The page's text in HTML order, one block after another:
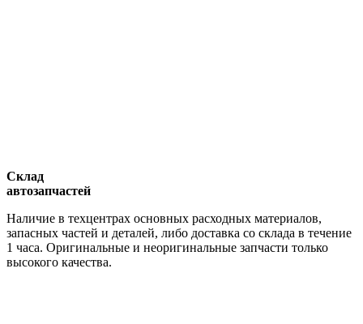
Склад
автозапчастей
Наличие в техцентрах основных расходных материалов,
запасных частей и деталей, либо доставка со склада в течение
1 часа. Оригинальные и неоригинальные запчасти только
высокого качества.